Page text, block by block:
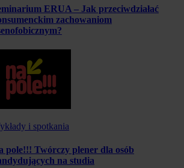
ERUA – Jak przeciwdziałać
zachowaniom
i spotkania
pole!!! Twórczy plener dla osób
na studia